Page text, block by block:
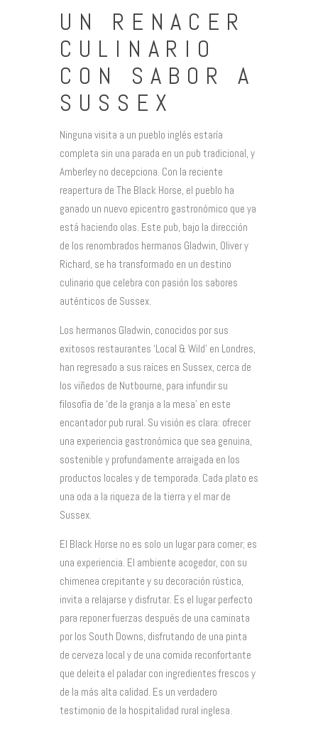
UN RENACER
CULINARIO
CON SABOR A
SUSSEX
Ninguna visita a un pueblo inglés estaría
completa sin una parada en un pub tradicional, y
Amberley no decepciona. Con la reciente
reapertura de The Black Horse, el pueblo ha
ganado un nuevo epicentro gastronómico que ya
está haciendo olas. Este pub, bajo la dirección
de los renombrados hermanos Gladwin, Oliver y
Richard, se ha transformado en un destino
culinario que celebra con pasión los sabores
auténticos de Sussex.
Los hermanos Gladwin, conocidos por sus
exitosos restaurantes ‘Local & Wild’ en Londres,
han regresado a sus raíces en Sussex, cerca de
los viñedos de Nutbourne, para infundir su
filosofía de ‘de la granja a la mesa’ en este
encantador pub rural. Su visión es clara: ofrecer
una experiencia gastronómica que sea genuina,
sostenible y profundamente arraigada en los
productos locales y de temporada. Cada plato es
una oda a la riqueza de la tierra y el mar de
Sussex.
El Black Horse no es solo un lugar para comer; es
una experiencia. El ambiente acogedor, con su
chimenea crepitante y su decoración rústica,
invita a relajarse y disfrutar. Es el lugar perfecto
para reponer fuerzas después de una caminata
por los South Downs, disfrutando de una pinta
de cerveza local y de una comida reconfortante
que deleita el paladar con ingredientes frescos y
de la más alta calidad. Es un verdadero
testimonio de la hospitalidad rural inglesa.